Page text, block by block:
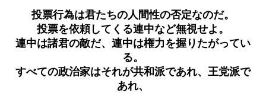
投票行為は君たちの人間性の否定なのだ。
投票を依頼してくる連中など無視せよ。
連中は諸君の敵だ、連中は権力を握りたがってい
る。
すべての政治家はそれが共和派であれ、王党派で
あれ、